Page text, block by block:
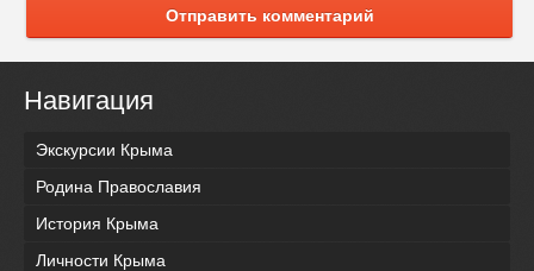
Отправить комментарий
Навигация
Экскурсии Крыма
Родина Православия
История Крыма
Личности Крыма